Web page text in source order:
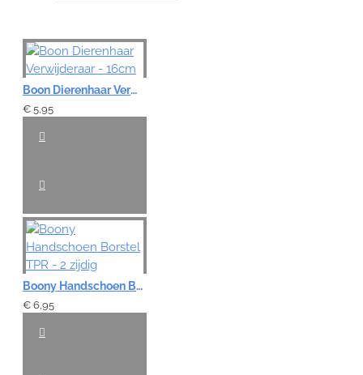
Boon Dierenhaar Verwijderaar - 16cm
€ 5,95
Boony Handschoen Borstel TPR - 2 zijdig
€ 6,95